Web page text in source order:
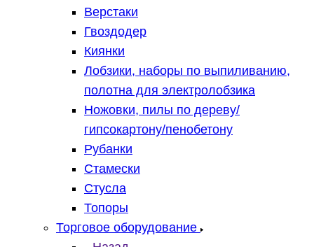
Верстаки
Гвоздодер
Киянки
Лобзики, наборы по выпиливанию,
полотна для электролобзика
Ножовки, пилы по дереву/
гипсокартону/пенобетону
Рубанки
Стамески
Стусла
Топоры
Торговое оборудование